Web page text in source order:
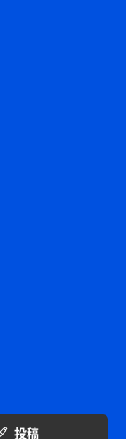
投稿